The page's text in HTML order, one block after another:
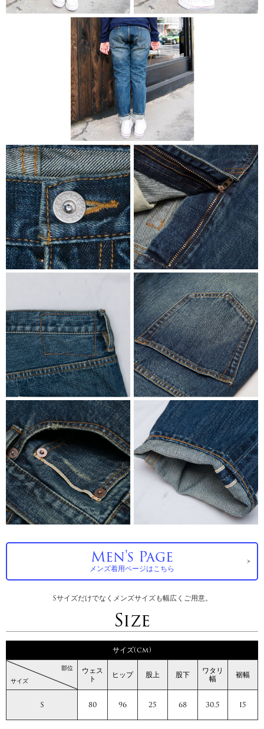
Men's Page
メンズ着用ページはこちら
Sサイズだけでなくメンズサイズも幅広くご用意。
Size
サイズ(cm)
サイズ
部位 ウェス
ト ヒップ 股上 股下 ワタリ
幅 裾幅
S 80 96 25 68 30.5 15